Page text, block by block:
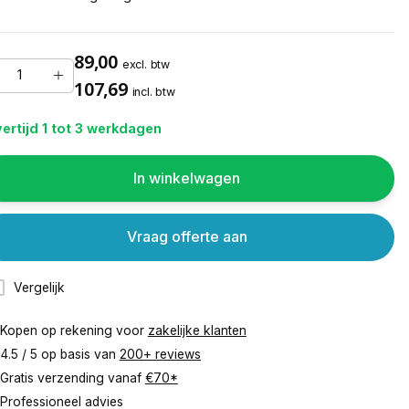
89,00 excl. btw
107,69 incl. btw
1 tot 3 werkdagen
In winkelwagen
Vergelijk
Vraag offerte aan
Kopen op rekening voor zakelijke klanten
4.5 / 5 op basis van 200+ reviews
Gratis verzending vanaf €70*
Professioneel advies